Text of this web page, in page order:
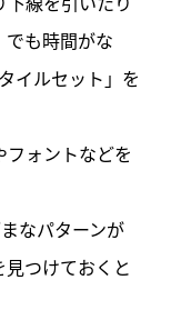
でも時間がな
イルセット」を
フォントなどを
なパターンが
つけておくと